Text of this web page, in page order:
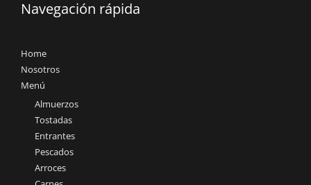
Navegación rápida
Home
Nosotros
Menú
Almuerzos
Tostadas
Entrantes
Pescados
Arroces